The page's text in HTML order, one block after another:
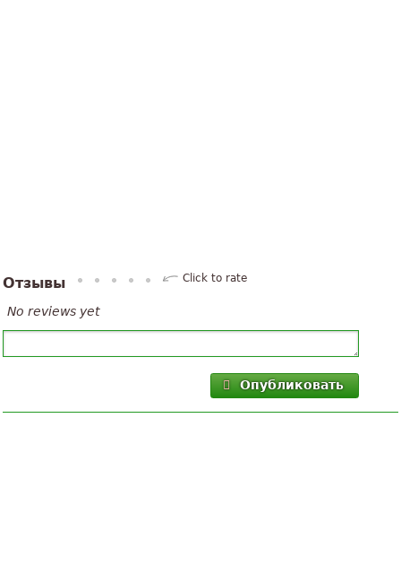
Отзывы Click to rate
No reviews yet
Опубликовать